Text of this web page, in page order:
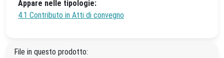
Appare nelle tipologie:
4.1 Contributo in Atti di convegno
File in questo prodotto: